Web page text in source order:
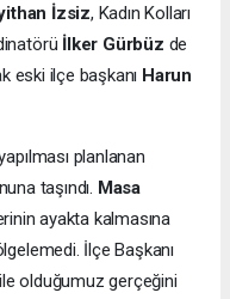
İzsiz, Kadın Kolları
İlker Gürbüz de
eski ilçe başkanı Harun
planlanan
taşındı. Masa
ayakta kalmasına
İlçe Başkanı
olduğumuz gerçeğini